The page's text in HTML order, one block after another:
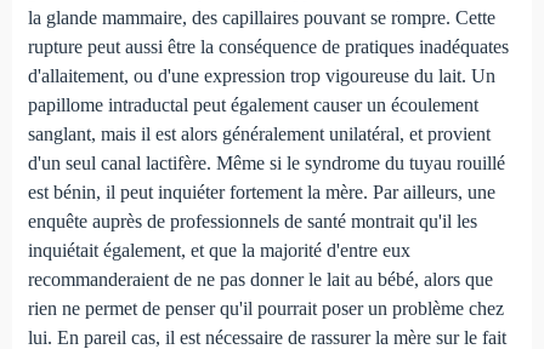
la glande mammaire, des capillaires pouvant se rompre. Cette
rupture peut aussi être la conséquence de pratiques inadéquates
d'allaitement, ou d'une expression trop vigoureuse du lait. Un
papillome intraductal peut également causer un écoulement
sanglant, mais il est alors généralement unilatéral, et provient
d'un seul canal lactifère. Même si le syndrome du tuyau rouillé
est bénin, il peut inquiéter fortement la mère. Par ailleurs, une
enquête auprès de professionnels de santé montrait qu'il les
inquiétait également, et que la majorité d'entre eux
recommanderaient de ne pas donner le lait au bébé, alors que
rien ne permet de penser qu'il pourrait poser un problème chez
lui. En pareil cas, il est nécessaire de rassurer la mère sur le fait